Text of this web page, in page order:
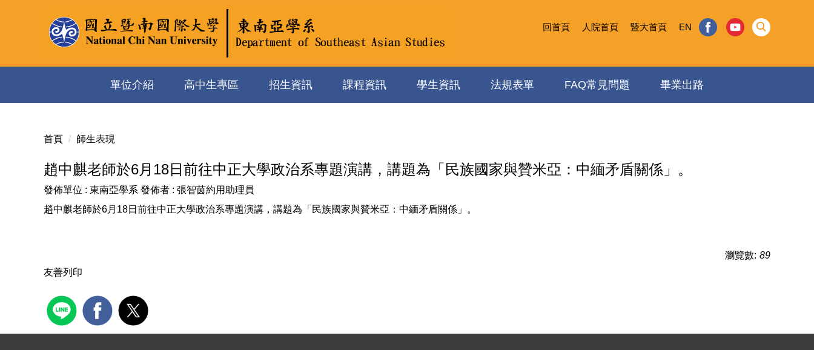
內
回首頁 人院首頁 暨大首頁 EN
單位介紹 高中生專區 招生資訊 課程資訊 學生資訊 法規表單 FAQ常見問題 畢業出路
首頁 師生表現
趙中麒老師於6月18日前往中正大學政治系專題演講，講題為「民族國家與贊米亞：中緬矛盾關係」。
發佈單位 : 東南亞學系 發佈者 : 張智茵約用助理員
趙中麒老師於6月18日前往中正大學政治系專題演講，講題為「民族國家與贊米亞：中緬矛盾關係」。
瀏覽數: 89
友善列印